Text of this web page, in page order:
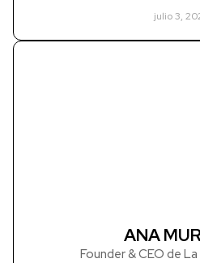
julio 3,
ANA
Founder & CEO de